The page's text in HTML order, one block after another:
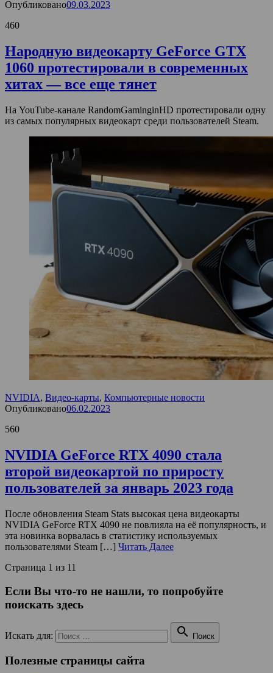
Опубликовано09.03.2023
460
Народную видеокарту GeForce GTX
1060 протестировали в современных
хитах — все еще тянет
На YouTube-канале RandomGaminginHD протестировали одну
из самых популярных видеокарт среди пользователей Steam.
NVIDIA, Видео-карты, Компьютерные новости
Опубликовано06.02.2023
560
NVIDIA GeForce RTX 4090 стала
второй видеокартой по приросту
пользователей за январь 2023 года
После обновления Steam Stats высокая цена видеокарты
NVIDIA GeForce RTX 4090 не повлияла на её популярность, и
эта новинка ворвалась в статистику используемых
пользователями Steam […] Читать Далее
Страница 1 из 11
Если Вы что-то не нашли, то попробуйте
поискать здесь
Искать для:  Поиск
Полезные страницы сайта